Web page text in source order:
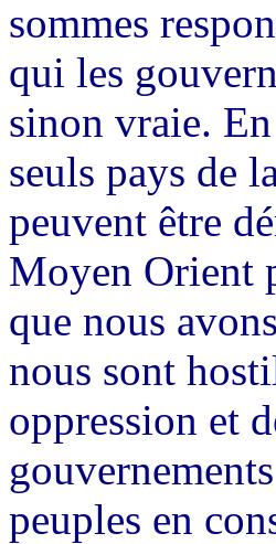
sommes
qui les
sinon vraie.
seuls pays de
peuvent être
Moyen Orient
que nous
nous sont
oppression et
peuples en